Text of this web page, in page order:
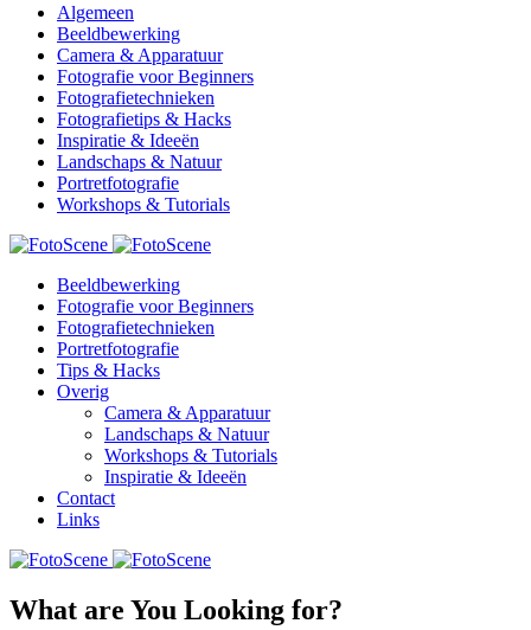
Algemeen
Beeldbewerking
Camera & Apparatuur
Fotografie voor Beginners
Fotografietechnieken
Fotografietips & Hacks
Inspiratie & Ideeën
Landschaps & Natuur
Portretfotografie
Workshops & Tutorials
Beeldbewerking
Fotografie voor Beginners
Fotografietechnieken
Portretfotografie
Tips & Hacks
Overig
Camera & Apparatuur
Landschaps & Natuur
Workshops & Tutorials
Inspiratie & Ideeën
Contact
Links
What are You Looking for?